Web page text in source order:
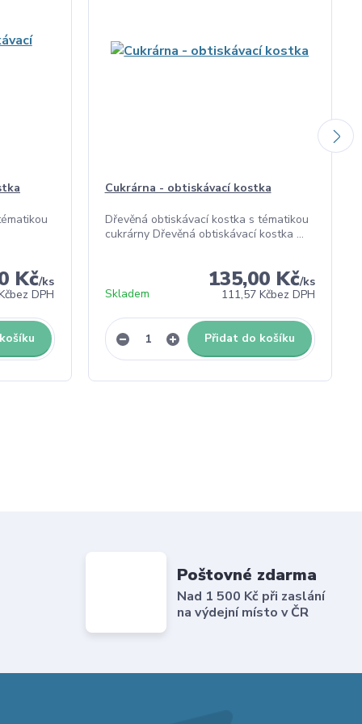
Kč/ks
bez DPH
Cukrárna - obtiskávací kostka
Dřevěná obtiskávací kostka s tématikou
cukrárny Dřevěná obtiskávací kostka ...
135,00 Kč/ks
111,57 Kčbez DPH
Skladem
Přidat do košíku
Poštovné zdarma
Nad 1 500 Kč při zaslání
na výdejní místo v ČR